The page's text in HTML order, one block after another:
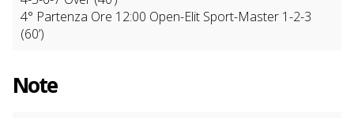
4° Partenza Ore 12:00 Open-Elit Sport-Master 1-2-3
(60’)
Note